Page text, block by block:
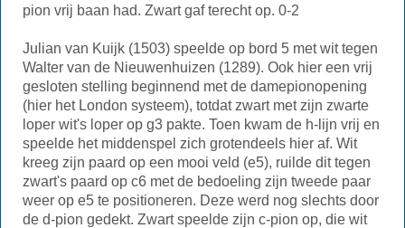
pion vrij baan had. Zwart gaf terecht op. 0-2
Julian van Kuijk (1503) speelde op bord 5 met wit tegen
Walter van de Nieuwenhuizen (1289). Ook hier een vrij
gesloten stelling beginnend met de damepionopening
(hier het London systeem), totdat zwart met zijn zwarte
loper wit's loper op g3 pakte. Toen kwam de h-lijn vrij en
speelde het middenspel zich grotendeels hier af. Wit
kreeg zijn paard op een mooi veld (e5), ruilde dit tegen
zwart's paard op c6 met de bedoeling zijn tweede paar
weer op e5 te positioneren. Deze werd nog slechts door
de d-pion gedekt. Zwart speelde zijn c-pion op, die wit